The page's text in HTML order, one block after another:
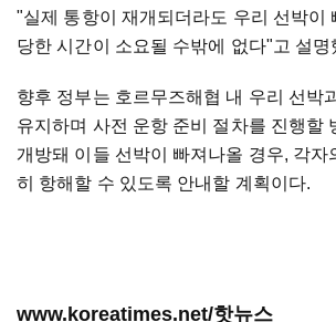
"실제 통항이 재개되더라도 우리 선박이
당한 시간이 소요될 수밖에 없다"고 설명
향후 정부는 호르무즈해협 내 우리 선박
유지하며 사전 운항 준비 절차를 진행할
개방돼 이들 선박이 빠져나올 경우, 각자
히 항해할 수 있도록 안내할 계획이다.
www.koreatimes.net/핫뉴스